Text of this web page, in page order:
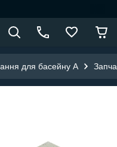
для басейну A